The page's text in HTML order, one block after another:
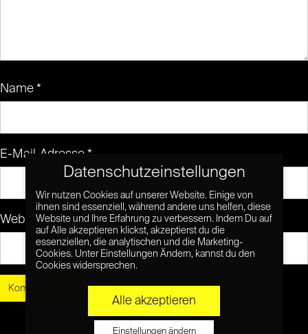
Name *
E-Mail-Adresse *
Website
Datenschutzeinstellungen
Wir nutzen Cookies auf unserer Website. Einige von
ihnen sind essenziell, während andere uns helfen, diese
Website und Ihre Erfahrung zu verbessern. Indem Du auf
auf Alle akzeptieren klickst, akzeptierst du die
essenziellen, die analytischen und die Marketing-
Cookies. Unter Einstellungen Ändern, kannst du den
Cookies widersprechen.
Alle akzeptieren
Einstellungen ändern